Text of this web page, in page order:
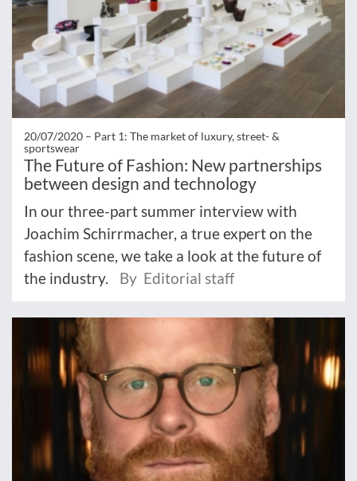
20/07/2020 – Part 1: The market of luxury, street- &
sportswear
The Future of Fashion: New partnerships
between design and technology
In our three-part summer interview with
Joachim Schirrmacher, a true expert on the
fashion scene, we take a look at the future of
the industry.
By Editorial staff